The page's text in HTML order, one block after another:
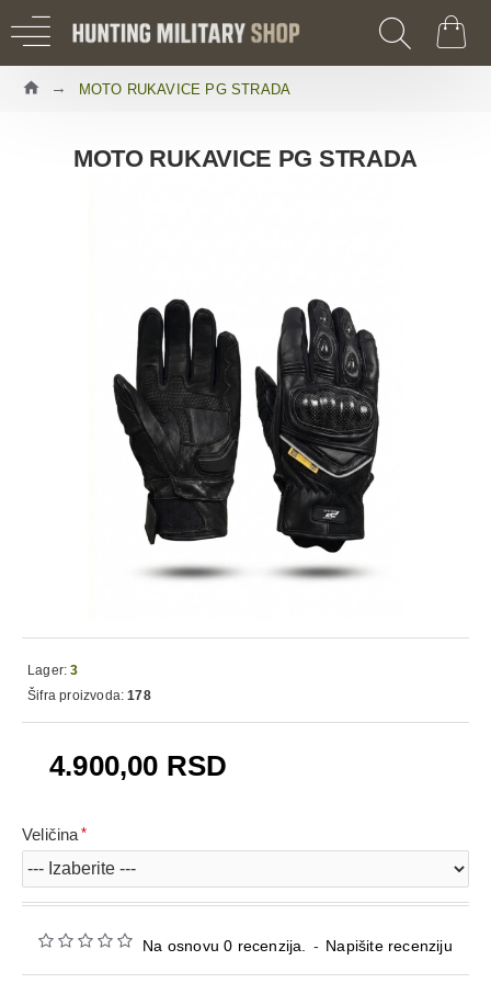
MOTO RUKAVICE PG STRADA
MOTO RUKAVICE PG STRADA
Na osnovu 0 recenzija. - Napišite recenziju
4.900,00 RSD
Lager: 3
Šifra proizvoda: 178
Veličina